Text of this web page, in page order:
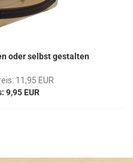
oder selbst gestalten
11,95 EUR
9,95 EUR